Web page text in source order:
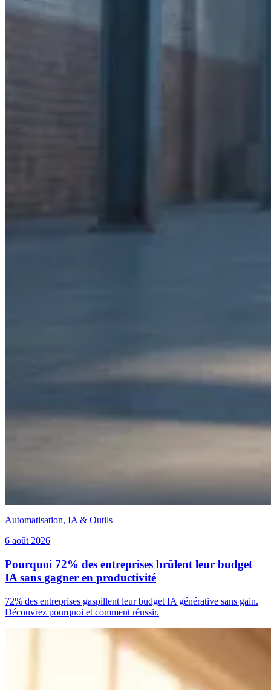
Automatisation, IA & Outils
6 août 2026
Pourquoi 72% des entreprises brûlent leur budget
IA sans gagner en productivité
72% des entreprises gaspillent leur budget IA générative sans gain.
Découvrez pourquoi et comment réussir.